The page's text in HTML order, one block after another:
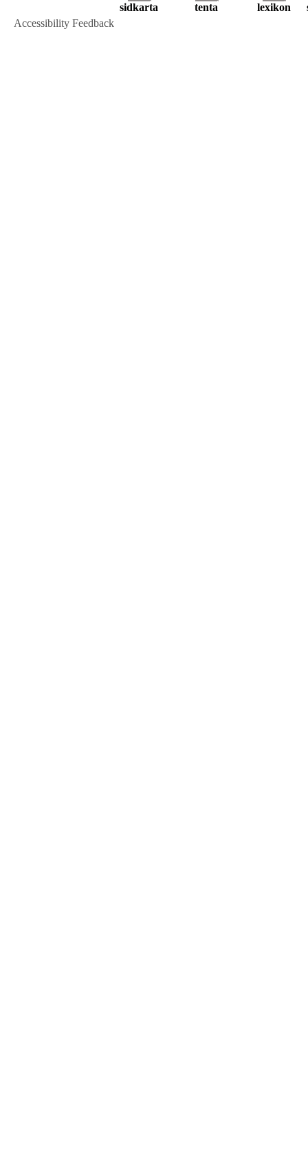
sidkarta tenta lexikon
Accessibility Feedback